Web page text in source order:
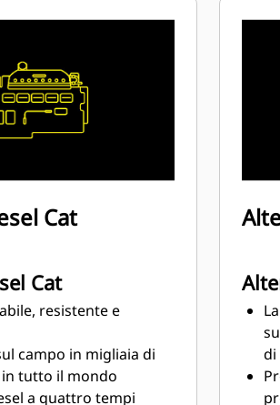
Cat
Cat
resistente e
campo in migliaia di
tutto il mondo
a quattro tempi
di